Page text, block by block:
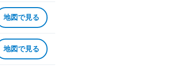
地図で見る
地図で見る